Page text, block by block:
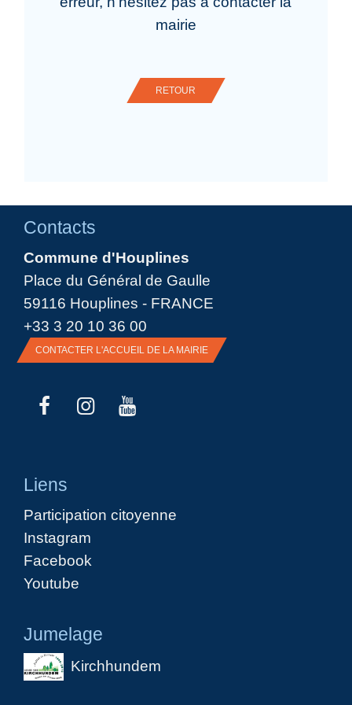
mairie
RETOUR
Contacts
Commune d'Houplines
Place du Général de Gaulle
59116 Houplines - FRANCE
+33 3 20 10 36 00
CONTACTER L'ACCUEIL DE LA MAIRIE
Liens
Participation citoyenne
Instagram
Facebook
Youtube
Jumelage
Kirchhundem